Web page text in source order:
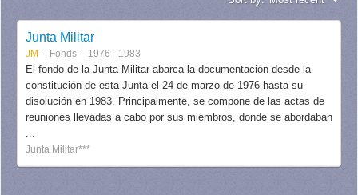
Junta Militar
JM Fonds 1976 - 1983
El fondo de la Junta Militar abarca la documentación desde la
constitución de esta Junta el 24 de marzo de 1976 hasta su
disolución en 1983. Principalmente, se compone de las actas de
reuniones llevadas a cabo por sus miembros, donde se abordaban
...
Junta Militar***